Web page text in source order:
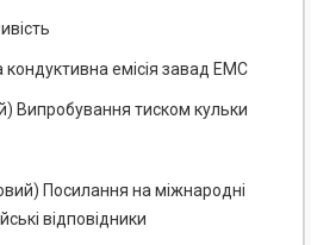
емісія завад ЕМС
Випробування тиском кульки
Посилання на міжнародні
відповідники